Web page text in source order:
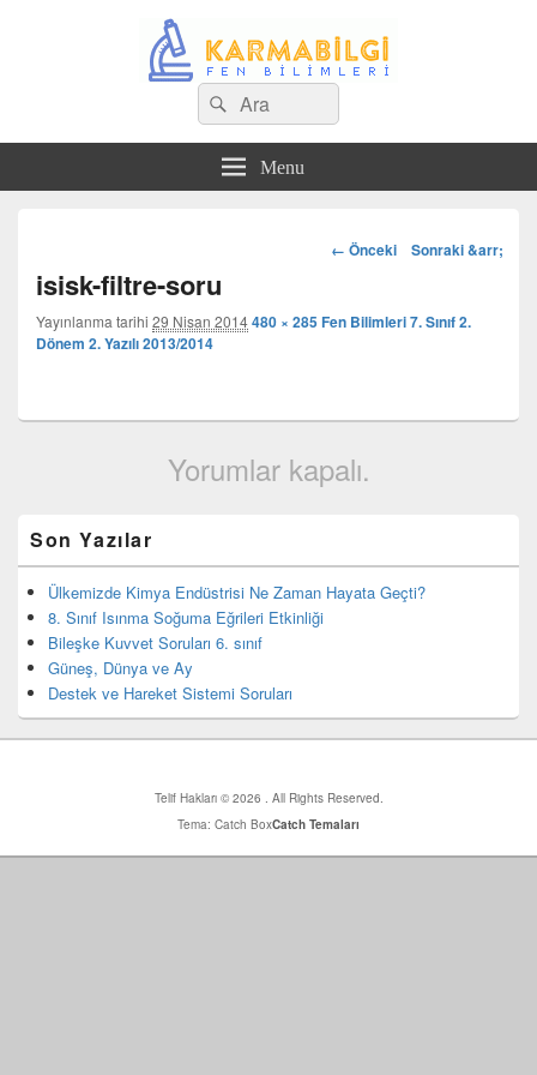
Search
for:
Ara
Menu
Görsel
← Önceki Sonraki &arr;
isisk-filtre-soru
Yayınlanma tarihi 29 Nisan 2014480 × 285Fen Bilimleri 7. Sınıf 2.
Dönem 2. Yazılı 2013/2014
Yorumlar kapalı.
yan
bar
eklenti
bölgesi
Son Yazılar
Ülkemizde Kimya Endüstrisi Ne Zaman Hayata Geçti?
8. Sınıf Isınma Soğuma Eğrileri Etkinliği
Bileşke Kuvvet Soruları 6. sınıf
Güneş, Dünya ve Ay
Destek ve Hareket Sistemi Soruları
Telif Hakları © 2026 . All Rights Reserved.
Tema: Catch BoxCatch Temaları